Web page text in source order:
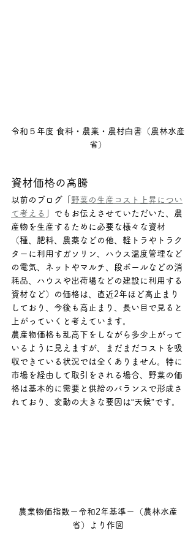
令和５年度 ⾷料・農業・農村⽩書（農林水産
省）
資材価格の高騰
以前のブログ「 野菜の生産コスト上昇につい
て考える 」でもお伝えさせていただいた、農
産物を生産するために必要な様々な資材
（種、肥料、農薬などの他、軽トラやトラク
ターに利用すガソリン、ハウス温度管理など
の電気、ネットやマルチ、段ボールなどの消
耗品、ハウスや出荷場などの建設に利用する
資材など）の価格は、直近2年ほど高止まり
しており、今後も高止まり、長い目で見ると
上がっていくと考えています。
農産物価格も乱高下をしながら多少上がって
いるように見えますが、まだまだコストを吸
収できている状況では全くありません。特に
市場を経由して取引をされる場合、野菜の価
格は基本的に需要と供給のバランスで形成さ
れており、変動の大きな要因は“天候”です。
農業物価指数ー令和2年基準ー（農林水産
省）より作図